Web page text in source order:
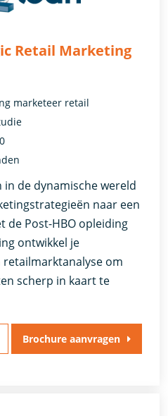
Retail Marketing
de dynamische wereld
naar een
de Post-HBO opleiding
ontwikkel je
retailmarktanalyse om
scherp in kaart te
marketeer retail
Brochure aanvragen